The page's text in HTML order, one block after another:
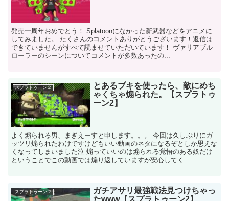
発売一周年おめでとう！ Splatoonになかった新武器などをアニメに
してみました。 たくさんのコメントありがとうございます！返信は
できていませんがすべて読ませていただいています！ ヴァリアブル
ローラーのシーンについてコメントが多数あったの...
スプラトゥーン２
とあるブキを使ったら、敵にめち
ゃくちゃ煽られた。【スプラトゥ
ーン2】
よく煽られる男、まぎえーすと申します。。。 今回は久しぶりにガ
ッツリ煽られたわけですけどもいい動画のネタになるぞとしか思えな
くなってしまいました泣 煽っていいのは煽られる覚悟のある奴だけ
ということでこの動画では煽り返していますが安心してく...
スプラトゥーン２
ガチアサリ最強戦法見つけちゃっ
たwww【スプラトゥーン2】